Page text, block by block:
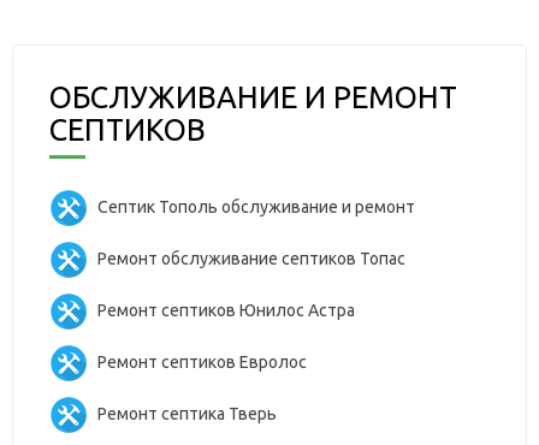
ОБСЛУЖИВАНИЕ И РЕМОНТ
СЕПТИКОВ
Септик Тополь обслуживание и ремонт
Ремонт обслуживание септиков Топас
Ремонт септиков Юнилос Астра
Ремонт септиков Евролос
Ремонт септика Тверь